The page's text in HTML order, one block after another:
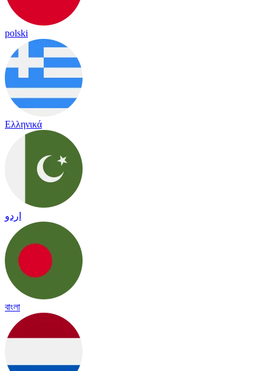
polski
Ελληνικά
اردو
বাংলা